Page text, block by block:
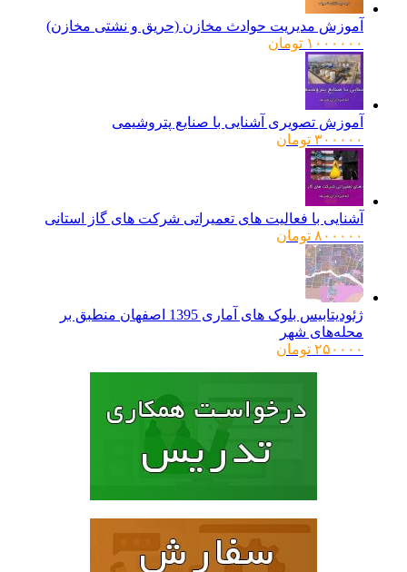
آموزش مدیریت حوادث مخازن (حریق و نشتی مخازن)
۱۰۰۰۰۰۰ تومان
آموزش تصویری آشنایی با صنایع پتروشیمی
۳۰۰۰۰۰ تومان
آشنایی با فعالیت های تعمیراتی شرکت های گاز استانی
۸۰۰۰۰۰ تومان
ژئودیتابیس بلوک های آماری 1395 اصفهان منطبق بر
محله‌های شهر
۲۵۰۰۰۰ تومان